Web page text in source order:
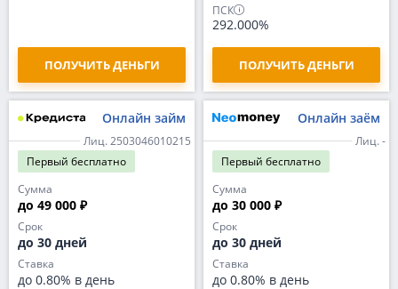
ПОЛУЧИТЬ ДЕНЬГИ
ПСК
292.000%
ПОЛУЧИТЬ ДЕНЬГИ
Онлайн займ
Лиц. 2503046010215
Первый бесплатно
Сумма
до 49 000 ₽
Срок
до 30 дней
Ставка
до 0.80% в день
Онлайн заём
Лиц. -
Первый бесплатно
Сумма
до 30 000 ₽
Срок
до 30 дней
Ставка
до 0.80% в день